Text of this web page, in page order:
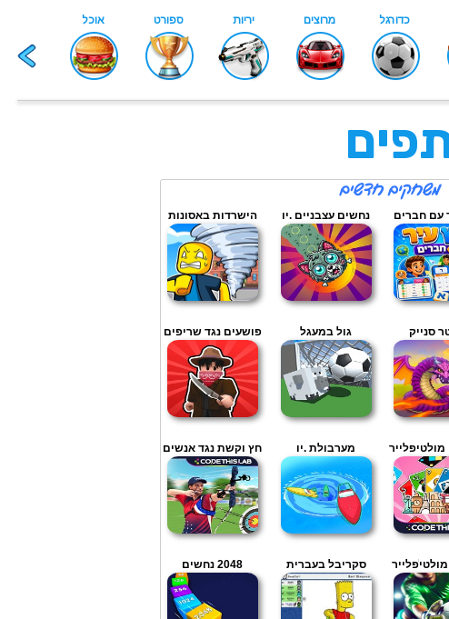
עם חברים נחשים עצבניים .יו הישרדות באסונות
סנייק גול במעגל פושעים נגד שריפים
מערבולת .יו חץ וקשת נגד אנשים
סקריבל בעברית 2048 נחשים